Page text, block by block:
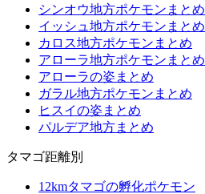
シンオウ地方ポケモンまとめ
イッシュ地方ポケモンまとめ
カロス地方ポケモンまとめ
アローラ地方ポケモンまとめ
アローラの姿まとめ
ガラル地方ポケモンまとめ
ヒスイの姿まとめ
パルデア地方まとめ
タマゴ距離別
12kmタマゴの孵化ポケモン